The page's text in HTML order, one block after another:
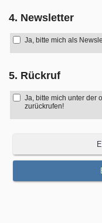
4. Newsletter
Ja, bitte mich als
5. Rückruf
Ja, bitte mich unter der
zurückrufen!